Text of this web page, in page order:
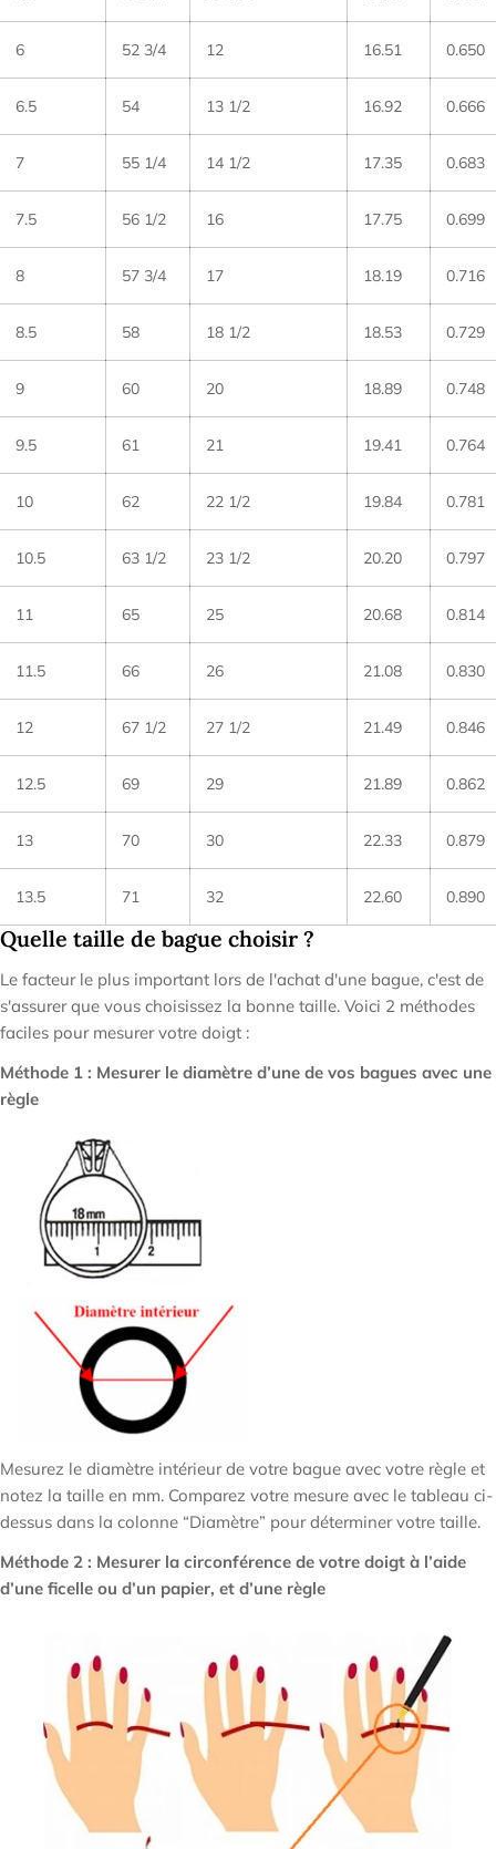
6 52 3/4 12 16.51 0.650
6.5 54 13 1/2 16.92 0.666
7 55 1/4 14 1/2 17.35 0.683
7.5 56 1/2 16 17.75 0.699
8 57 3/4 17 18.19 0.716
8.5 58 18 1/2 18.53 0.729
9 60 20 18.89 0.748
9.5 61 21 19.41 0.764
10 62 22 1/2 19.84 0.781
10.5 63 1/2 23 1/2 20.20 0.797
11 65 25 20.68 0.814
11.5 66 26 21.08 0.830
12 67 1/2 27 1/2 21.49 0.846
12.5 69 29 21.89 0.862
13 70 30 22.33 0.879
13.5 71 32 22.60 0.890
Quelle taille de bague choisir ?
Le facteur le plus important lors de l'achat d'une bague, c'est de
s'assurer que vous choisissez la bonne taille. Voici 2 méthodes
faciles pour mesurer votre doigt :
Méthode 1 : Mesurer le diamètre d’une de vos bagues avec une
règle
Mesurez le diamètre intérieur de votre bague avec votre règle et
notez la taille en mm. Comparez votre mesure avec le tableau ci-
dessus dans la colonne “Diamètre” pour déterminer votre taille.
Méthode 2 : Mesurer la circonférence de votre doigt à l’aide
d’une ficelle ou d’un papier, et d’une règle